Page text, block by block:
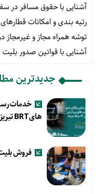
آشنایی با حقوق مسافر در
رتبه بندی و امکانات
توشه همراه مجاز و غیرمجاز
آشنایی با قوانین صدور
جدیدترین
خدمات
های BRT تبریز در ۱۴ و ۱۵ مرداد
فروش